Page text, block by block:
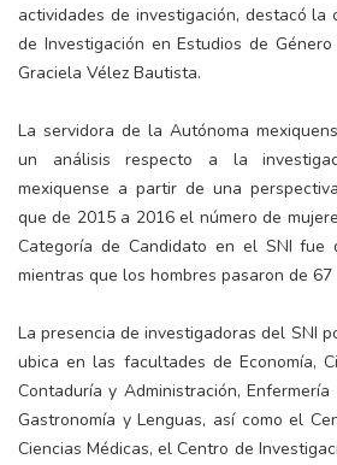
actividades de investigación, destacó la
de Investigación en Estudios de
Graciela Vélez Bautista.
La servidora de la Autónoma
un análisis respecto a la
mexiquense a partir de una
que de 2015 a 2016 el número de
Categoría de Candidato en el SNI fue
mientras que los hombres pasaron de
La presencia de investigadoras del SNI
ubica en las facultades de Economía,
Contaduría y Administración,
Gastronomía y Lenguas, así como el
Ciencias Médicas, el Centro de